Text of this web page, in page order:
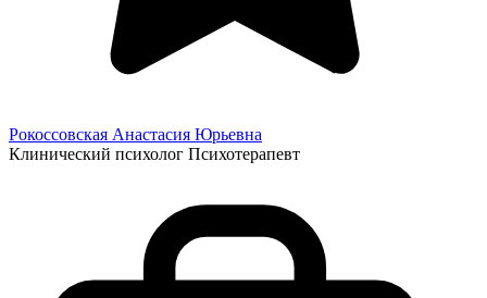
Рокоссовская Анастасия Юрьевна
Клинический психолог Психотерапевт